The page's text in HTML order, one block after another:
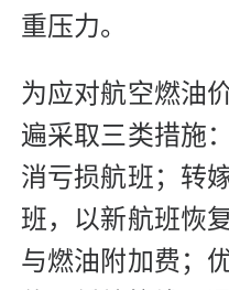
重压力。
为应对航空燃油
遍采取三类措施
消亏损航班；转
班，以新航班恢
与燃油附加费；